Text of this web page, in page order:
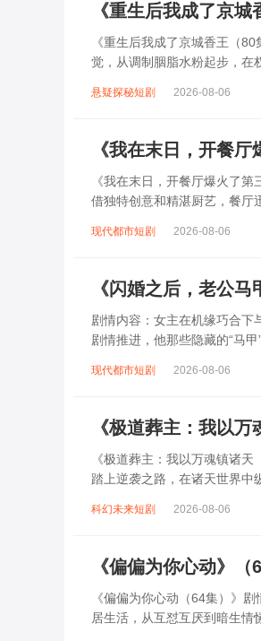
《重生后我成了京
《重生后我成了京城香王（
觉，从调制胭脂水粉起步，在
悬疑探秘短剧 2026-08-06
《我在末日，开餐
《我在末日，开餐厅爆火了
借独特创意和精湛厨艺，餐厅
现代都市短剧 2026-08-06
《闪婚之后，老公
剧情内容：女主在机缘巧合下
剧情推进，他那些隐藏的“马
现代都市短剧 2026-08-06
《极道葬主：我以
《极道葬主：我以万魂镇诸
踏上逆袭之路，在诸天世界中
科幻未来短剧 2026-08-06
《偏偏为你心动》
《偏偏为你心动（64集）》
居生活，从互怼互厌到暗生情